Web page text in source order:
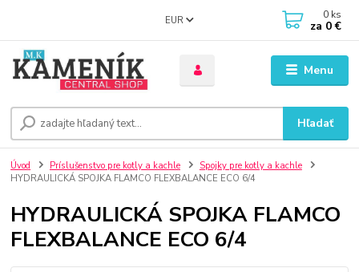
Menu
EUR
Hľadať
0 ks
za 0 €
Úvod Príslušenstvo pre kotly a kachle
Spojky pre kotly a kachle
HYDRAULICKÁ SPOJKA FLAMCO FLEXBALANCE ECO 6/4
HYDRAULICKÁ SPOJKA FLAMCO
FLEXBALANCE ECO 6/4